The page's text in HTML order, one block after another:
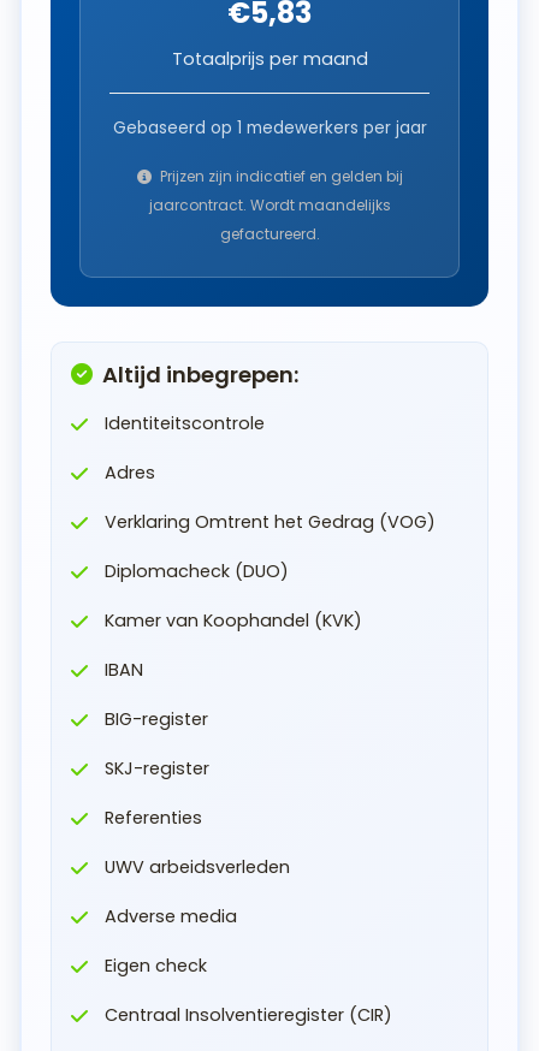
€5,83
Totaalprijs per maand
Gebaseerd op 1 medewerkers per jaar
Prijzen zijn indicatief en gelden bij
jaarcontract. Wordt maandelijks
gefactureerd.
Altijd inbegrepen:
Identiteitscontrole
Adres
Verklaring Omtrent het Gedrag (VOG)
Diplomacheck (DUO)
Kamer van Koophandel (KVK)
IBAN
BIG-register
SKJ-register
Referenties
UWV arbeidsverleden
Adverse media
Eigen check
Centraal Insolventieregister (CIR)